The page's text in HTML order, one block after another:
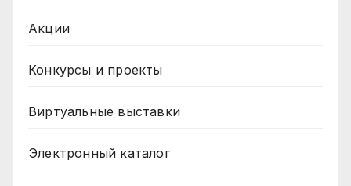
Акции
Конкурсы и проекты
Виртуальные выставки
Электронный каталог